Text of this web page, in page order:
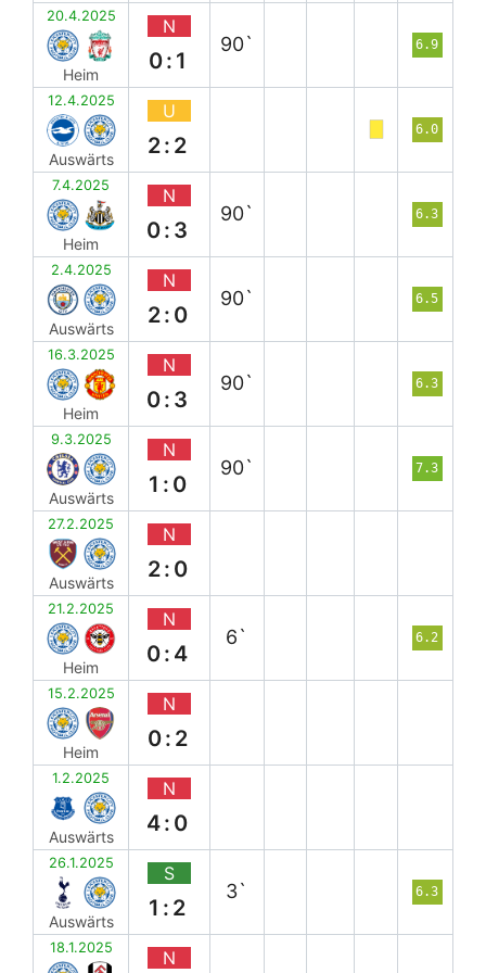
20.4.2025
Heim
N
0:1
90` 6.9
12.4.2025
Auswärts
U
2:2
6.0
7.4.2025
Heim
N
0:3
90` 6.3
2.4.2025
Auswärts
N
2:0
90` 6.5
16.3.2025
Heim
N
0:3
90` 6.3
9.3.2025
Auswärts
N
1:0
90` 7.3
27.2.2025
Auswärts
N
2:0
21.2.2025
Heim
N
0:4
6` 6.2
15.2.2025
Heim
N
0:2
1.2.2025
Auswärts
N
4:0
26.1.2025
Auswärts
S
1:2
3` 6.3
18.1.2025 N